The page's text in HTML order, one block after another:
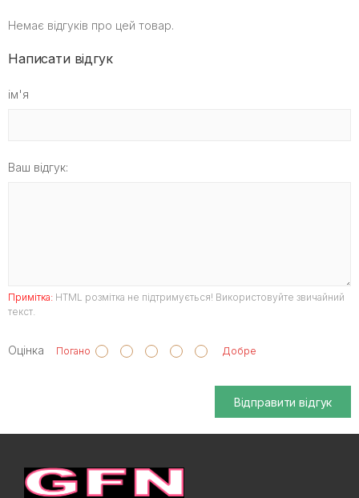
Немає відгуків про цей товар.
Написати відгук
ім'я
Ваш відгук:
Примітка: HTML розмітка не підтримується! Використовуйте звичайний
текст.
Оцінка Погано Добре
Відправити відгук